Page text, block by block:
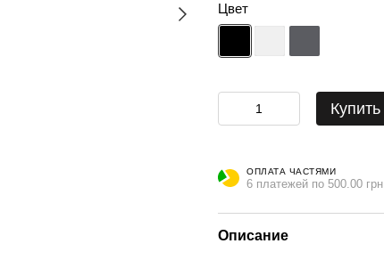
Цвет
Купить
ОПЛАТА ЧАСТЯМИ
6 платежей по 500.00 грн
Описание